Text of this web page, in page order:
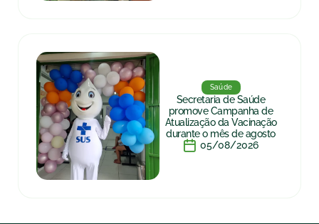
Saúde
Secretaria de Saúde
promove Campanha de
Atualização da Vacinação
durante o mês de agosto
05/08/2026